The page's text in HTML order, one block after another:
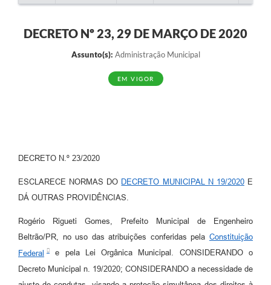
SIAFIC
Secretarias
Arquivos para Download
Contas Públicas
Links
Serviços Online
DECRETO Nº 23, 29 DE MARÇO DE 2020
Assunto(s): Administração Municipal
EM VIGOR
DECRETO N.º 23/2020
ESCLARECE NORMAS DO DECRETO MUNICIPAL N 19/2020E
DÁ OUTRAS PROVIDÊNCIAS.
Rogério Rigueti Gomes, Prefeito Municipal de Engenheiro
Beltrão/PR, no uso das atribuições conferidas pela Constituição
Federal
e pela Lei Orgânica Municipal. CONSIDERANDO o
Decreto Municipal n. 19/2020; CONSIDERANDO a necessidade de